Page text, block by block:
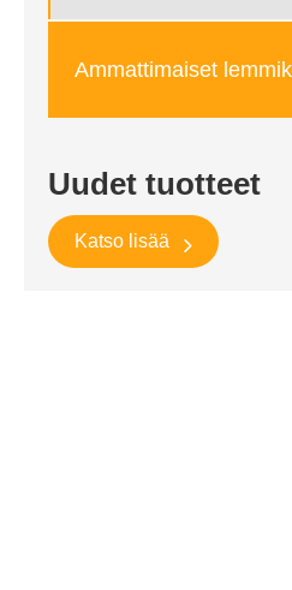
Ammattimaiset
Uudet tuotteet
Katso lisää